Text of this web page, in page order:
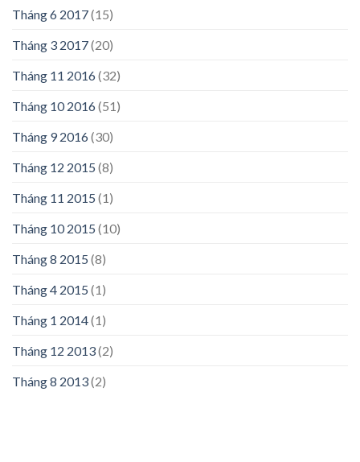
Tháng 6 2017(15)
Tháng 3 2017(20)
Tháng 11 2016(32)
Tháng 10 2016(51)
Tháng 9 2016(30)
Tháng 12 2015 (8)
Tháng 11 2015 (1)
Tháng 10 2015 (10)
Tháng 8 2015 (8)
Tháng 4 2015 (1)
Tháng 1 2014(1)
Tháng 12 2013(2)
Tháng 8 2013(2)